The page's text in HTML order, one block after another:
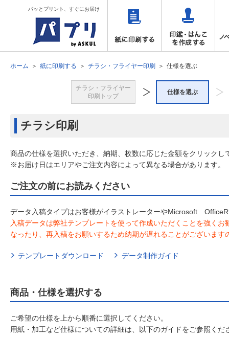
パッとプリント、すぐにお届け
ホーム 紙に印刷する チラシ・フライヤー印刷 仕様を選ぶ
チラシ・フライヤー
印刷トップ
仕様を選ぶ
チラシ印刷
商品の仕様を選択いただき、納期、枚数に応じた金額をクリックし
※お届け日はエリアやご注文内容によって異なる場合があります。
ご注文の前にお読みください
データ入稿タイプはお客様がイラストレーターやMicrosoft
入稿データは弊社テンプレートを使って作成いただくことを強く
なったり、再入稿をお願いするため納期が遅れることがございます
テンプレートダウンロード データ制作ガイド
商品・仕様を選択する
ご希望の仕様を上から順番に選択してください。
用紙・加工など仕様についての詳細は、以下のガイドをご参照くだ